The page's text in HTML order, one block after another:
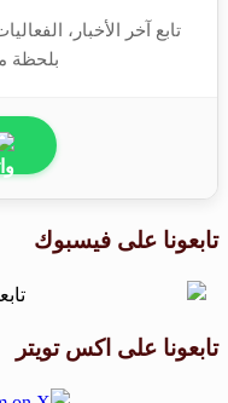
تابع آخر الأخبار،
بلحظة
تابعونا على فيسبوك
تابعونا على اكس تويتر